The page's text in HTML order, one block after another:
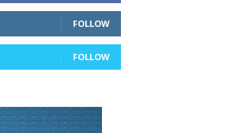
FOLLOW
FOLLOW